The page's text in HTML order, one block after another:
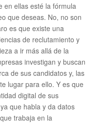
en ellas esté la fórmula
que deseas. No, no son
es que existe una
de reclutamiento y
a ir más allá de la
investigan y buscan
de sus candidatos y, las
lugar para ello. Y es que
digital de sus
que habla y da datos
trabaja en la